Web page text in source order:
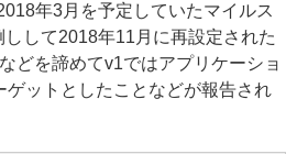
年3月を予定していたマイルス
しして2018年11月に再設定された
どを諦めてv1ではアプリケーショ
ゲットとしたことなどが報告され